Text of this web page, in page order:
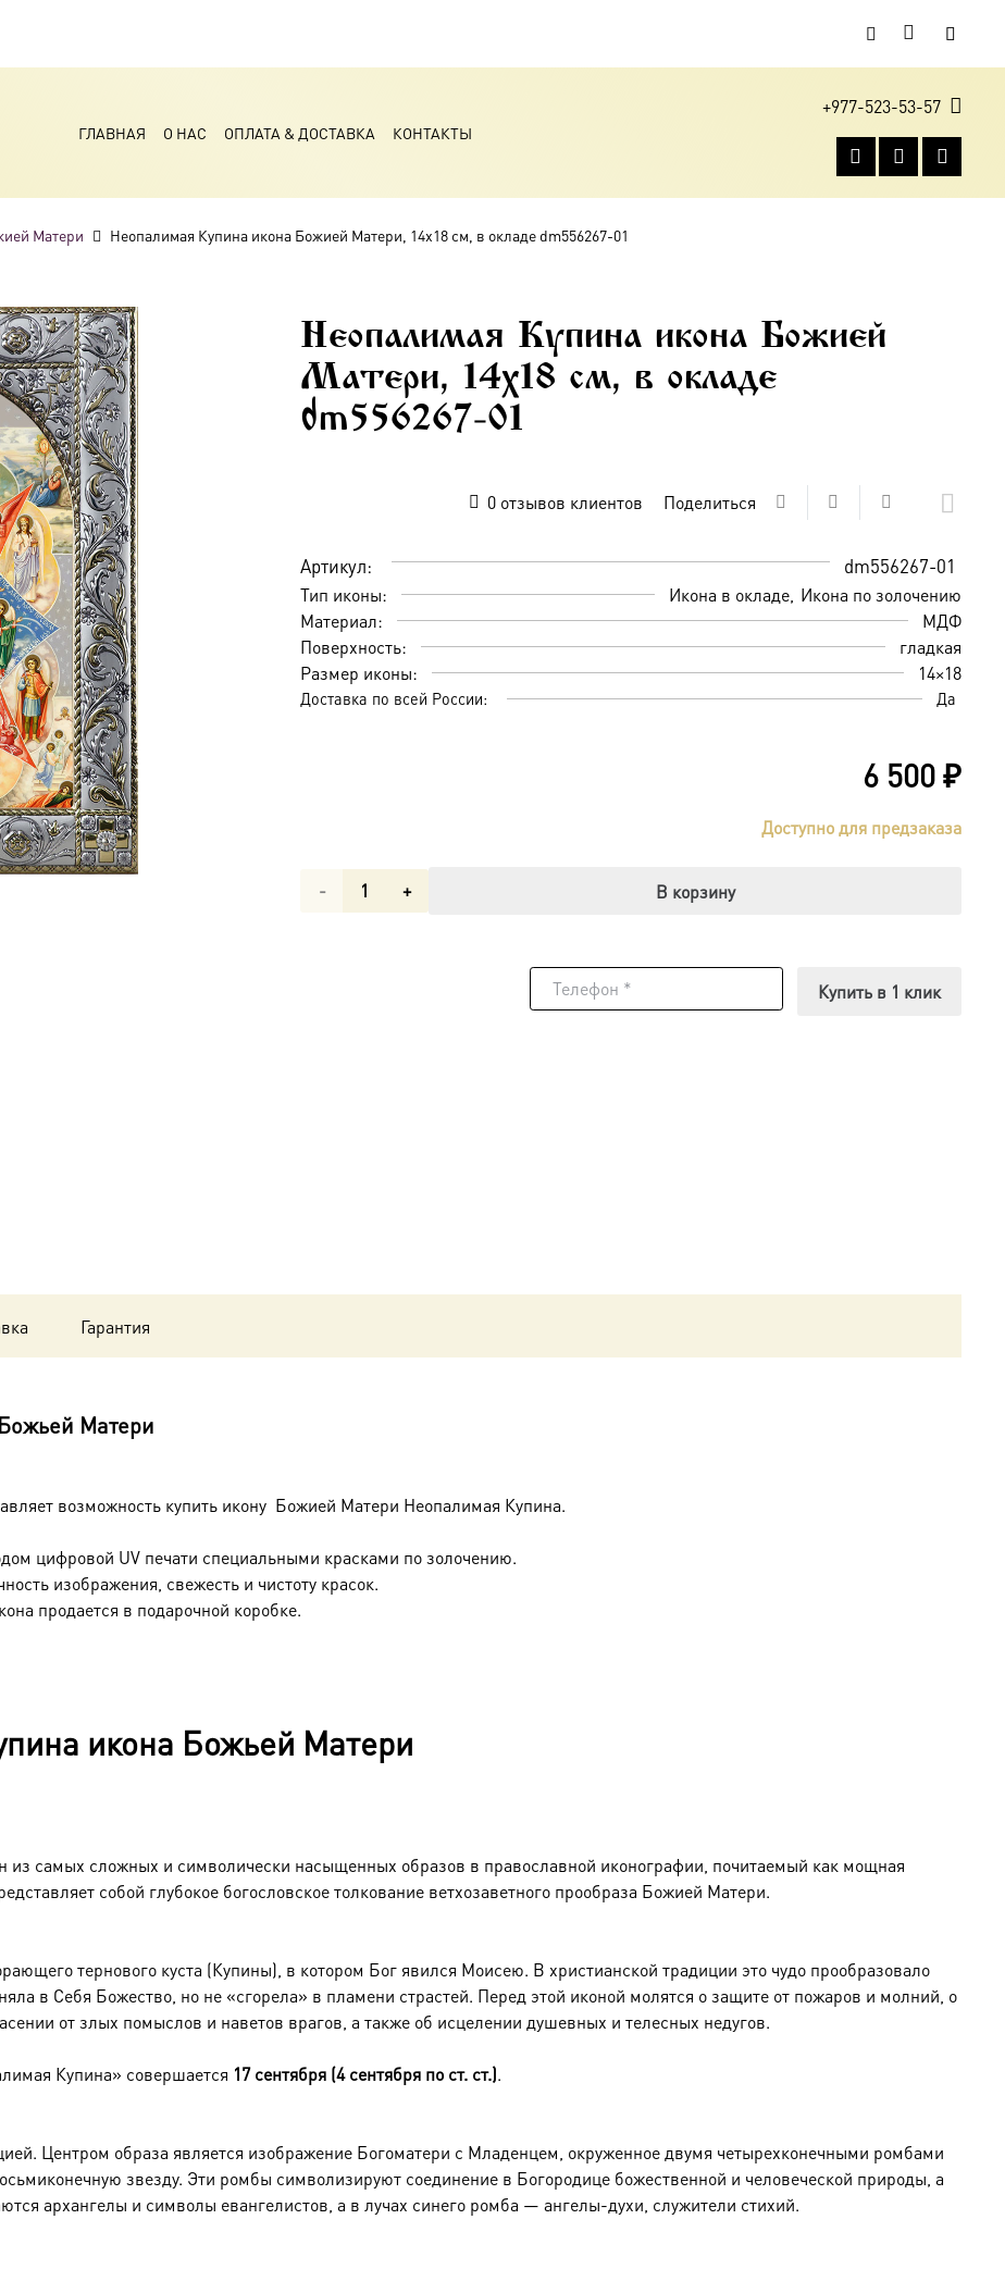
ГЛАВНАЯ О НАС ОПЛАТА & ДОСТАВКА КОНТАКТЫ
+977-523-53-57
Матери Неопалимая Купина икона Божией Матери, 14х18 см, в окладе dm556267-01
Неопалимая Купина икона Божией
Матери, 14х18 см, в окладе
dm556267-01
0отзывов клиентов Поделиться
Артикул: dm556267-01
Тип иконы: Икона в окладе Икона по золочению
Материал:
МДФ
Поверхность:
гладкая
Размер иконы:
14×18
Доставка по всей России: Да
6 500₽
Доступно для предзаказа
Количество
В корзину
Купить в 1 клик
Гарантия
Матери
возможность купить икону Божией Матери Неопалимая Купина.
цифровой UV печати специальными красками по золочению.
изображения, свежесть и чистоту красок.
продается в подарочной коробке.
икона Божьей Матери
самых сложных и символически насыщенных образов в православной иконографии, почитаемый как мощная
собой глубокое богословское толкование ветхозаветного прообраза Божией Матери.
тернового куста (Купины), в котором Бог явился Моисею. В христианской традиции это чудо прообразовало
в Себя Божество, но не «сгорела» в пламени страстей. Перед этой иконой молятся о защите от пожаров и молний, о
от злых помыслов и наветов врагов, а также об исцелении душевных и телесных недугов.
Купина» совершается 17 сентября (4 сентября по ст. ст.).
Центром образа является изображение Богоматери с Младенцем, окруженное двумя четырехконечными ромбами
звезду. Эти ромбы символизируют соединение в Богородице божественной и человеческой природы, а
архангелы и символы евангелистов, а в лучах синего ромба — ангелы-духи, служители стихий.